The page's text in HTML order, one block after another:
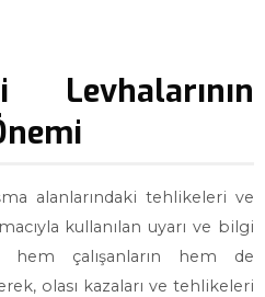
alanlarındaki tehlikeleri ve
kullanılan uyarı ve bilgi
hem çalışanların hem de
olası kazaları ve tehlikeleri